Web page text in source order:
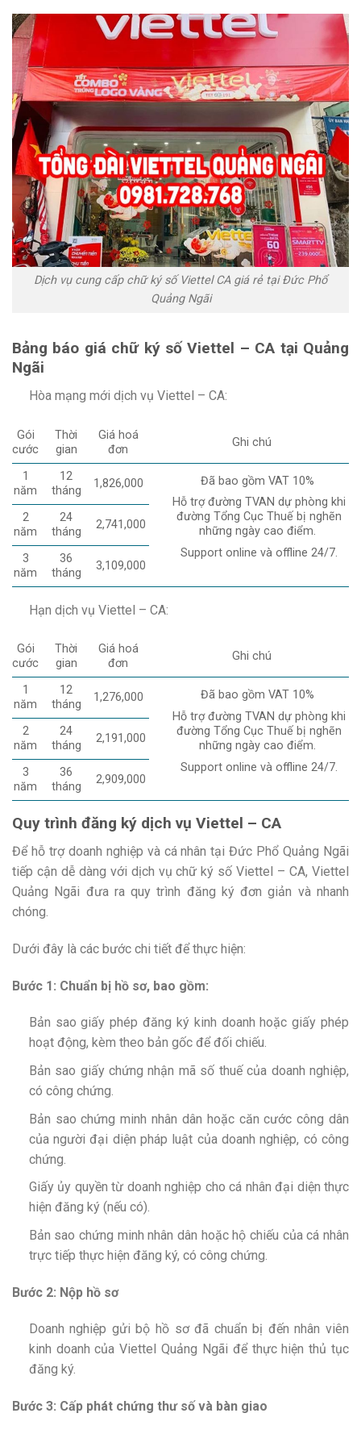
Dịch vụ cung cấp chữ ký số Viettel CA giá rẻ tại Đức Phổ
Quảng Ngãi
Bảng báo giá chữ ký số Viettel – CA tại Quảng
Ngãi
Hòa mạng mới dịch vụ Viettel – CA:
Gói
cước
Thời
gian
Giá hoá
đơn
Ghi chú
1
năm
12
tháng
1,826,000
Đã bao gồm VAT 10%
Hỗ trợ đường TVAN dự phòng khi
đường Tổng Cục Thuế bị nghẽn
những ngày cao điểm.
Support online và offline 24/7.
2
năm
24
tháng
2,741,000
3
năm
36
tháng
3,109,000
Hạn dịch vụ Viettel – CA:
Gói
cước
Thời
gian
Giá hoá
đơn
Ghi chú
1
năm
12
tháng
1,276,000
Đã bao gồm VAT 10%
Hỗ trợ đường TVAN dự phòng khi
đường Tổng Cục Thuế bị nghẽn
những ngày cao điểm.
Support online và offline 24/7.
2
năm
24
tháng
2,191,000
3
năm
36
tháng
2,909,000
Quy trình đăng ký dịch vụ Viettel – CA
Để hỗ trợ doanh nghiệp và cá nhân tại Đức Phổ Quảng Ngãi
tiếp cận dễ dàng với dịch vụ chữ ký số Viettel – CA, Viettel
Quảng Ngãi đưa ra quy trình đăng ký đơn giản và nhanh
chóng.
Dưới đây là các bước chi tiết để thực hiện:
Bước 1: Chuẩn bị hồ sơ, bao gồm:
Bản sao giấy phép đăng ký kinh doanh hoặc giấy phép
hoạt động, kèm theo bản gốc để đối chiếu.
Bản sao giấy chứng nhận mã số thuế của doanh nghiệp,
có công chứng.
Bản sao chứng minh nhân dân hoặc căn cước công dân
của người đại diện pháp luật của doanh nghiệp, có công
chứng.
Giấy ủy quyền từ doanh nghiệp cho cá nhân đại diện thực
hiện đăng ký (nếu có).
Bản sao chứng minh nhân dân hoặc hộ chiếu của cá nhân
trực tiếp thực hiện đăng ký, có công chứng.
Bước 2: Nộp hồ sơ
Doanh nghiệp gửi bộ hồ sơ đã chuẩn bị đến nhân viên
kinh doanh của Viettel Quảng Ngãi để thực hiện thủ tục
đăng ký.
Bước 3: Cấp phát chứng thư số và bàn giao